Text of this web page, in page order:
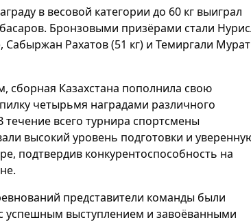
в весовой категории до 60 кг выиграл
Бронзовыми призёрами стали
Сабыржан Рахатов (51 кг) и Темиргали
сборная Казахстана пополнила свою
четырьмя наградами различного
течение всего турнира спортсмены
высокий уровень подготовки и
подтвердив конкурентоспособность на
представители команды были
успешным выступлением и завоёванными